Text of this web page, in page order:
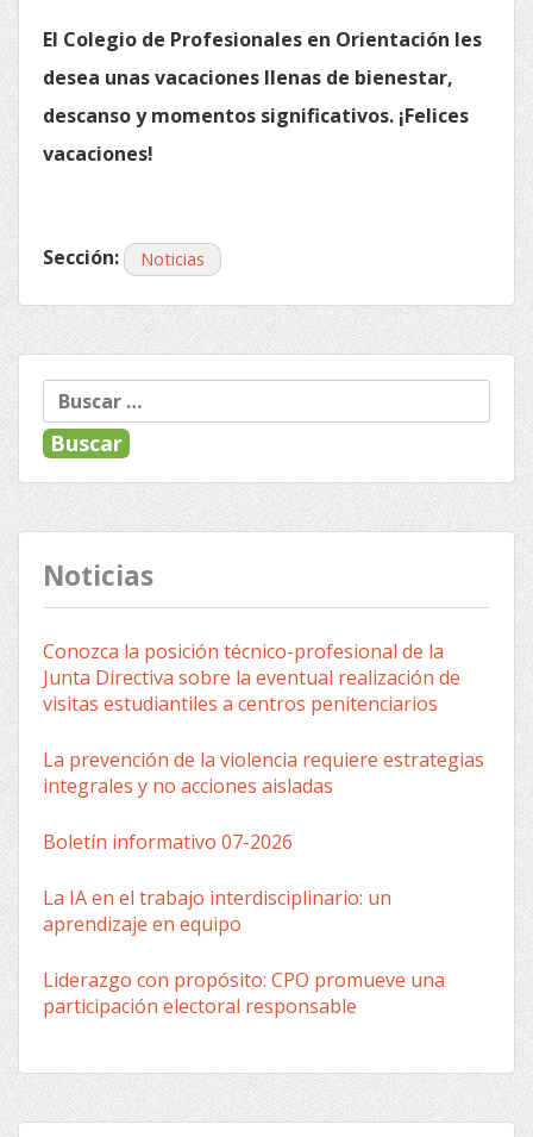
El Colegio de Profesionales en Orientación les
desea unas vacaciones llenas de bienestar,
descanso y momentos significativos. ¡Felices
vacaciones!
Sección: Noticias
Navegación
de
entradas
Buscar:
Noticias
Conozca la posición técnico-profesional de la
Junta Directiva sobre la eventual realización de
visitas estudiantiles a centros penitenciarios
La prevención de la violencia requiere estrategias
integrales y no acciones aisladas
Boletín informativo 07-2026
La IA en el trabajo interdisciplinario: un
aprendizaje en equipo
Liderazgo con propósito: CPO promueve una
participación electoral responsable